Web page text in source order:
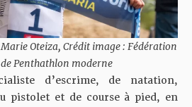
Oteiza, Crédit image : Fédération
Penthathlon moderne
d’escrime, de natation,
pistolet et de course à pied, en